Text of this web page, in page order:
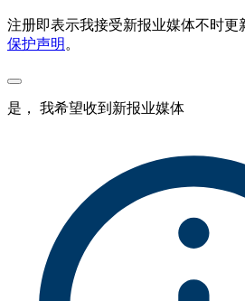
注册即表示我接受新报业媒体不时更
保护声明 。
是， 我希望收到新报业媒体